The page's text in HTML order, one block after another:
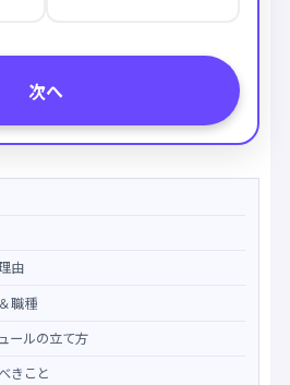
次へ
由
職種
ールの立て方
きこと